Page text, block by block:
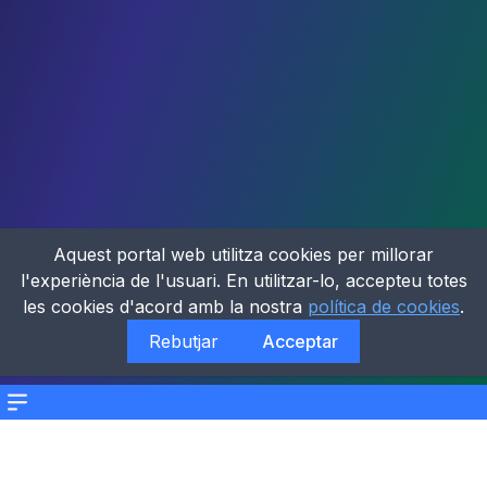
Menu
Aquest portal web utilitza cookies per millorar
l'experiència de l'usuari. En utilitzar-lo, accepteu totes
les cookies d'acord amb la nostra política de cookies.
Rebutjar
Acceptar